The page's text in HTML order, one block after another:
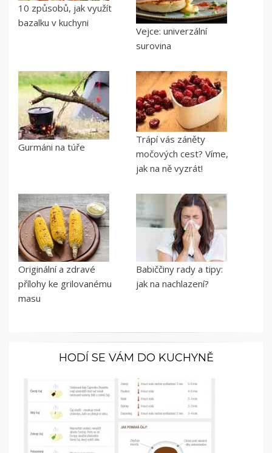
10 způsobů, jak využít
bazalku v kuchyni
Vejce: univerzální
surovina
Gurmáni na túře
Trápí vás záněty
močových cest? Víme,
jak na ně vyzrát!
Originální a zdravé
přílohy ke grilovanému
masu
Babiččiny rady a tipy:
jak na nachlazení?
HODÍ SE VÁM DO KUCHYNĚ